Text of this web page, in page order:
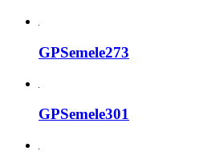
GPSemele273
GPSemele301